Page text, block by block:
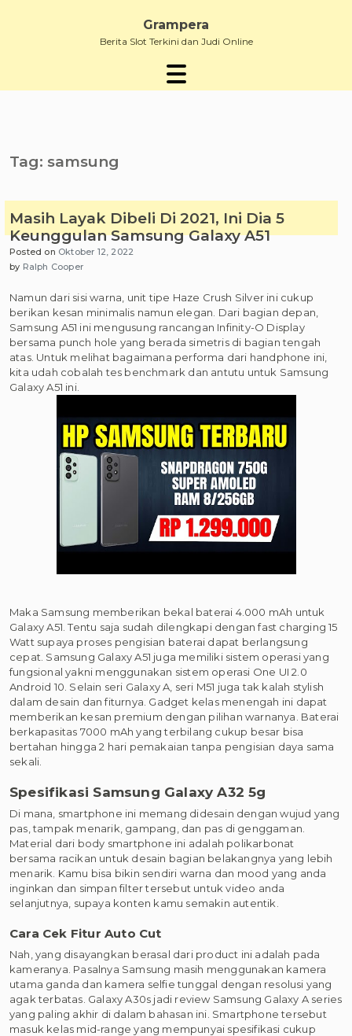
Grampera
Berita Slot Terkini dan Judi Online
Tag: samsung
Masih Layak Dibeli Di 2021, Ini Dia 5
Keunggulan Samsung Galaxy A51
Posted on Oktober 12, 2022
by Ralph Cooper
Namun dari sisi warna, unit tipe Haze Crush Silver ini cukup
berikan kesan minimalis namun elegan. Dari bagian depan,
Samsung A51 ini mengusung rancangan Infinity-O Display
bersama punch hole yang berada simetris di bagian tengah
atas. Untuk melihat bagaimana performa dari handphone ini,
kita udah cobalah tes benchmark dan antutu untuk Samsung
Galaxy A51 ini.
Maka Samsung memberikan bekal baterai 4.000 mAh untuk
Galaxy A51. Tentu saja sudah dilengkapi dengan fast charging 15
Watt supaya proses pengisian baterai dapat berlangsung
cepat. Samsung Galaxy A51 juga memiliki sistem operasi yang
fungsional yakni menggunakan sistem operasi One UI 2.0
Android 10. Selain seri Galaxy A, seri M51 juga tak kalah stylish
dalam desain dan fiturnya. Gadget kelas menengah ini dapat
memberikan kesan premium dengan pilihan warnanya. Baterai
berkapasitas 7000 mAh yang terbilang cukup besar bisa
bertahan hingga 2 hari pemakaian tanpa pengisian daya sama
sekali.
Spesifikasi Samsung Galaxy A32 5g
Di mana, smartphone ini memang didesain dengan wujud yang
pas, tampak menarik, gampang, dan pas di genggaman.
Material dari body smartphone ini adalah polikarbonat
bersama racikan untuk desain bagian belakangnya yang lebih
menarik. Kamu bisa bikin sendiri warna dan mood yang anda
inginkan dan simpan filter tersebut untuk video anda
selanjutnya, supaya konten kamu semakin autentik.
Cara Cek Fitur Auto Cut
Nah, yang disayangkan berasal dari product ini adalah pada
kameranya. Pasalnya Samsung masih menggunakan kamera
utama ganda dan kamera selfie tunggal dengan resolusi yang
agak terbatas. Galaxy A30s jadi review Samsung Galaxy A series
yang paling akhir di dalam bahasan ini. Smartphone tersebut
masuk kelas mid-range yang mempunyai spesifikasi cukup